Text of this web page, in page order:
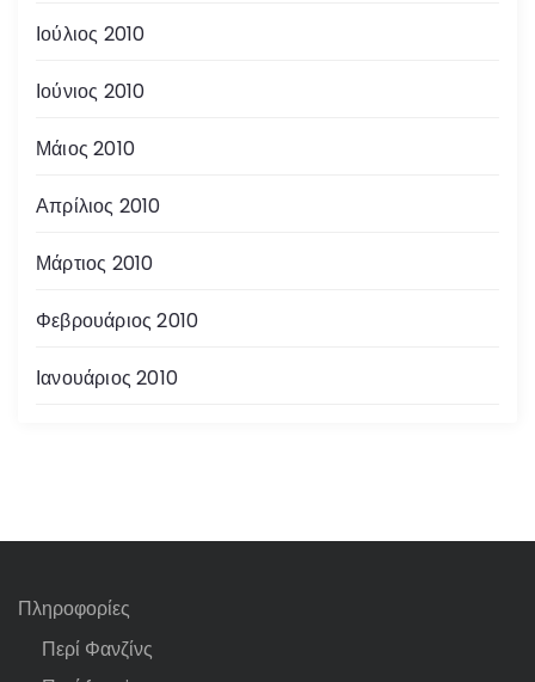
Ιούλιος 2010
Ιούνιος 2010
Μάιος 2010
Απρίλιος 2010
Μάρτιος 2010
Φεβρουάριος 2010
Ιανουάριος 2010
Πληροφορίες
Περί Φανζίνς